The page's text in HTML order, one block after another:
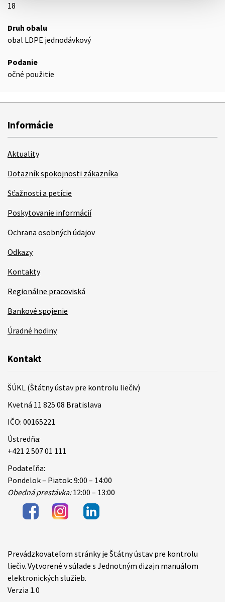
18
Druh obalu
obal LDPE jednodávkový
Podanie
očné použitie
Informácie
Aktuality
Dotazník spokojnosti zákazníka
Sťažnosti a petície
Poskytovanie informácií
Ochrana osobných údajov
Odkazy
Kontakty
Regionálne pracoviská
Bankové spojenie
Úradné hodiny
Kontakt
ŠÚKL (Štátny ústav pre kontrolu liečiv)
Kvetná 11 825 08 Bratislava
IČO: 00165221
Ústredňa:
+421 2 507 01 111
Podateľňa:
Pondelok – Piatok: 9:00 – 14:00
Obedná prestávka:12:00 – 13:00
Items
Prevádzkovateľom stránky je Štátny ústav pre kontrolu
liečiv. Vytvorené v súlade s Jednotným dizajn manuálom
elektronických služieb.
Verzia 1.0